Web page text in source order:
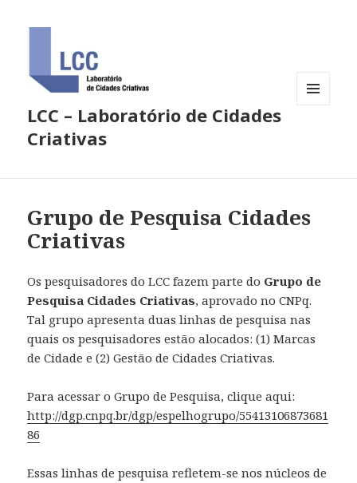
LCC – Laboratório de Cidades
Criativas
Grupo de Pesquisa Cidades
Criativas
Os pesquisadores do LCC fazem parte do Grupo de
Pesquisa Cidades Criativas, aprovado no CNPq.
Tal grupo apresenta duas linhas de pesquisa nas
quais os pesquisadores estão alocados: (1) Marcas
de Cidade e (2) Gestão de Cidades Criativas.
Para acessar o Grupo de Pesquisa, clique aqui:
http://dgp.cnpq.br/dgp/espelhogrupo/55413106873681
86
Essas linhas de pesquisa refletem-se nos núcleos de